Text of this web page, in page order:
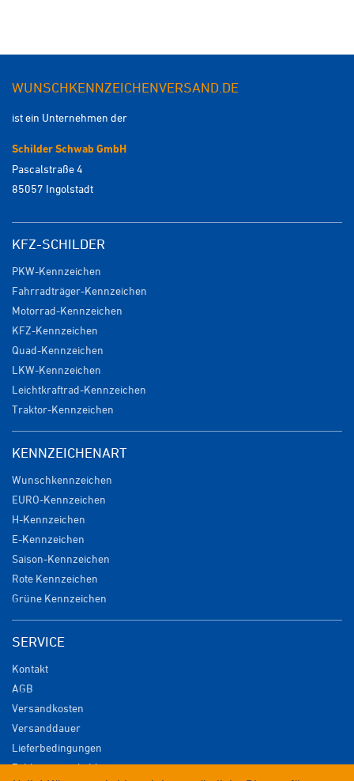
WUNSCHKENNZEICHENVERSAND.DE
ist ein Unternehmen der
Schilder Schwab GmbH
Pascalstraße 4
85057 Ingolstadt
KFZ-SCHILDER
PKW-Kennzeichen
Fahrradträger-Kennzeichen
Motorrad-Kennzeichen
KFZ-Kennzeichen
Quad-Kennzeichen
LKW-Kennzeichen
Leichtkraftrad-Kennzeichen
Traktor-Kennzeichen
KENNZEICHENART
Wunschkennzeichen
EURO-Kennzeichen
H-Kennzeichen
E-Kennzeichen
Saison-Kennzeichen
Rote Kennzeichen
Grüne Kennzeichen
SERVICE
Kontakt
AGB
Versandkosten
Versanddauer
Lieferbedingungen
Zahlungsmöglichkeiten